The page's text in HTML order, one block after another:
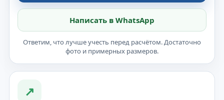
Написать в WhatsApp
Ответим, что лучше учесть перед расчётом. Достаточно
фото и примерных размеров.
↗